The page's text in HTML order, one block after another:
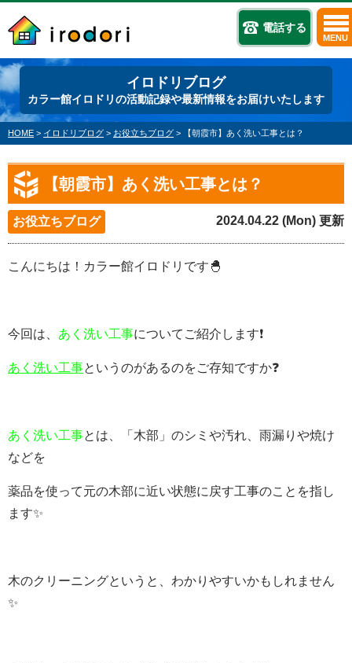
電話する
MENU
イロドリブログ
カラー館イロドリの活動記録や最新情報をお届けいたします
HOME > イロドリブログ > お役立ちブログ > 【朝霞市】あく洗い工事とは？
【朝霞市】あく洗い工事とは？
お役立ちブログ 2024.04.22 (Mon) 更新
こんにちは！カラー館イロドリです🐣
今回は、 あく洗い工事についてご紹介します❗
あく洗い工事というのがあるのをご存知ですか❓
あく洗い工事とは、「木部」のシミや汚れ、雨漏りや焼け
などを
薬品を使って元の木部に近い状態に戻す工事のことを指し
ます✨
木のクリーニングというと、わかりやすいかもしれません
✨